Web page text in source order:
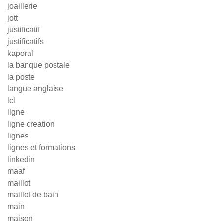
joaillerie
jott
justificatif
justificatifs
kaporal
la banque postale
la poste
langue anglaise
lcl
ligne
ligne creation
lignes
lignes et formations
linkedin
maaf
maillot
maillot de bain
main
maison